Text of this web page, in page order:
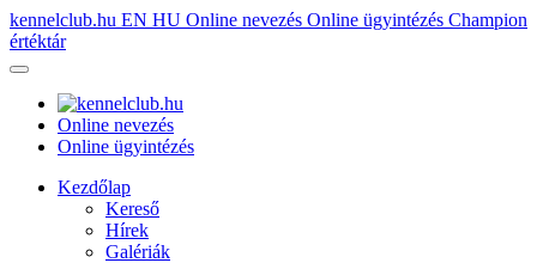
kennelclub.hu EN HU Online nevezés Online ügyintézés Champion
értéktár
Online nevezés
Online ügyintézés
Kezdőlap
Kereső
Hírek
Galériák